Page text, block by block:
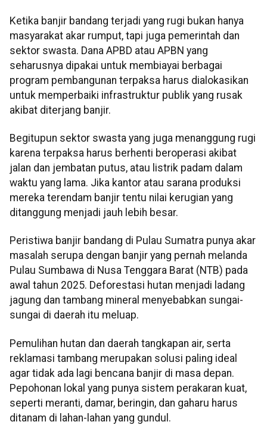
Ketika banjir bandang terjadi yang rugi bukan hanya
masyarakat akar rumput, tapi juga pemerintah dan
sektor swasta. Dana APBD atau APBN yang
seharusnya dipakai untuk membiayai berbagai
program pembangunan terpaksa harus dialokasikan
untuk memperbaiki infrastruktur publik yang rusak
akibat diterjang banjir.
Begitupun sektor swasta yang juga menanggung rugi
karena terpaksa harus berhenti beroperasi akibat
jalan dan jembatan putus, atau listrik padam dalam
waktu yang lama. Jika kantor atau sarana produksi
mereka terendam banjir tentu nilai kerugian yang
ditanggung menjadi jauh lebih besar.
Peristiwa banjir bandang di Pulau Sumatra punya akar
masalah serupa dengan banjir yang pernah melanda
Pulau Sumbawa di Nusa Tenggara Barat (NTB) pada
awal tahun 2025. Deforestasi hutan menjadi ladang
jagung dan tambang mineral menyebabkan sungai-
sungai di daerah itu meluap.
Pemulihan hutan dan daerah tangkapan air, serta
reklamasi tambang merupakan solusi paling ideal
agar tidak ada lagi bencana banjir di masa depan.
Pepohonan lokal yang punya sistem perakaran kuat,
seperti meranti, damar, beringin, dan gaharu harus
ditanam di lahan-lahan yang gundul.